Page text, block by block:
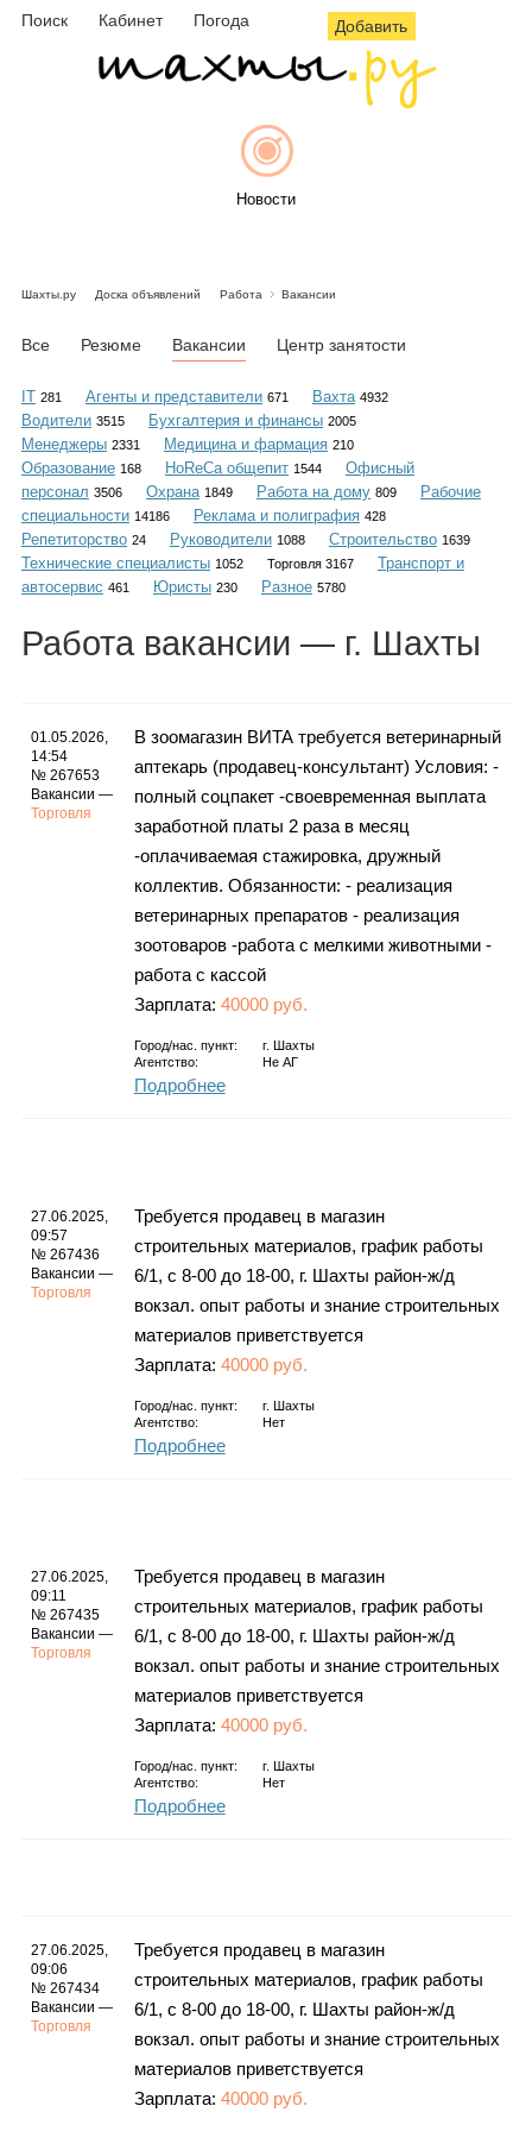
Поиск Кабинет Погода Добавить
Новости
Объявления
Каталог
Инфо
Гороскоп
Карты
Фотогалерея
Шахты.ру Доска объявлений Работа Вакансии
Все Резюме Вакансии Центр занятости
IT 281 Агенты и представители 671 Вахта 4932
Водители 3515 Бухгалтерия и финансы 2005
Менеджеры 2331 Медицина и фармация 210
Образование 168 HoReCa общепит 1544
Офисный
персонал 3506 Охрана 1849 Работа на дому 809
Рабочие
специальности 14186 Реклама и полиграфия 428
Репетиторство 24 Руководители 1088 Строительство 1639
Технические специалисты 1052 Торговля 3167
Транспорт и
автосервис 461 Юристы 230 Разное 5780
Работа вакансии — г. Шахты
01.05.2026,
14:54
№ 267653
Вакансии —
Торговля
В зоомагазин ВИТА требуется ветеринарный
аптекарь (продавец-консультант) Условия: -
полный соцпакет -своевременная выплата
заработной платы 2 раза в месяц
-оплачиваемая стажировка, дружный
коллектив. Обязанности: - реализация
ветеринарных препаратов - реализация
зоотоваров -работа с мелкими животными -
работа с кассой
Зарплата: 40000 руб.
Город/нас. пункт: г.
Шахты
Агентство:
Не АГ
Подробнее
27.06.2025,
09:57
№ 267436
Вакансии —
Торговля
Требуется продавец в магазин
строительных материалов, график работы
6/1, с 8-00 до 18-00, г. Шахты район-ж/д
вокзал. опыт работы и знание строительных
материалов приветствуется
Зарплата: 40000 руб.
Город/нас. пункт: г.
Шахты
Агентство:
Нет
Подробнее
27.06.2025,
09:11
№ 267435
Вакансии —
Торговля
Требуется продавец в магазин
строительных материалов, график работы
6/1, с 8-00 до 18-00, г. Шахты район-ж/д
вокзал. опыт работы и знание строительных
материалов приветствуется
Зарплата: 40000 руб.
Город/нас. пункт: г.
Шахты
Агентство:
Нет
Подробнее
27.06.2025,
09:06
№ 267434
Вакансии —
Торговля
Требуется продавец в магазин
строительных материалов, график работы
6/1, с 8-00 до 18-00, г. Шахты район-ж/д
вокзал. опыт работы и знание строительных
материалов приветствуется
Зарплата: 40000 руб.